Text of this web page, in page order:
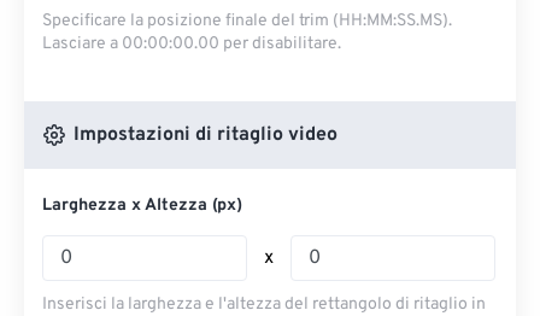
Specificare la posizione finale del trim (HH:MM:SS.MS).
Lasciare a 00:00:00.00 per disabilitare.
Impostazioni di ritaglio video
Larghezza x Altezza (px)
x
Inserisci la larghezza e l'altezza del rettangolo di ritaglio in